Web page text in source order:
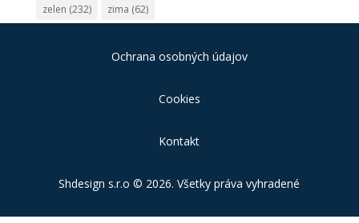
zelen (232) zima (62)
Ochrana osobných údajov
Cookies
Kontakt
Shdesign s.r.o © 2026. Všetky práva vyhradené